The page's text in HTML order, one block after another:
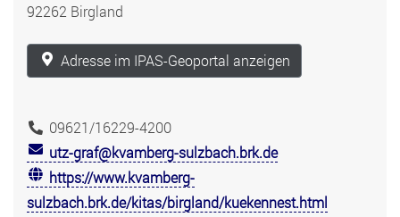
92262 Birgland
Adresse im IPAS-Geoportal anzeigen
09621/16229-4200
utz-graf@kvamberg-sulzbach.brk.de
https://www.kvamberg-
sulzbach.brk.de/kitas/birgland/kuekennest.html